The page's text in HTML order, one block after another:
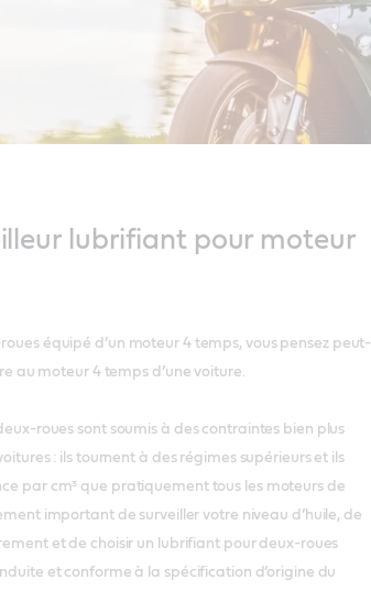
lubrifiant pour moteur
équipé d’un moteur 4 temps, vous pensez peut-
au moteur 4 temps d’une voiture.
roues sont soumis à des contraintes bien plus
: ils tournent à des régimes supérieurs et ils
par cm³ que pratiquement tous les moteurs de
important de surveiller votre niveau d’huile, de
et de choisir un lubrifiant pour deux-roues
et conforme à la spécification d’origine du